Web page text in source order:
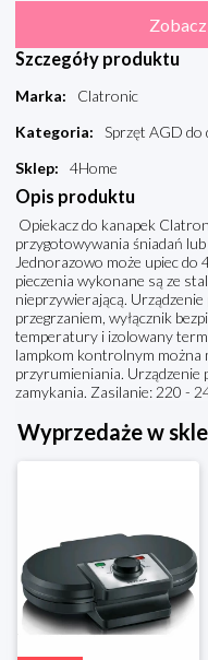
Szczegóły produktu
Marka:
Clatronic
Kategoria:
Sprzęt AGD do
Sklep: 4Home
Opis produktu
Opiekacz do kanapek
przygotowywania śniadań
Jednorazowo może upiec do
pieczenia wykonane są ze
nieprzywierającą. Urządzenie
przegrzaniem, wyłącznik
temperatury i izolowany
lampkom kontrolnym
przyrumieniania. Urządzenie
zamykania. Zasilanie: 220 -
Wyprzedaże w